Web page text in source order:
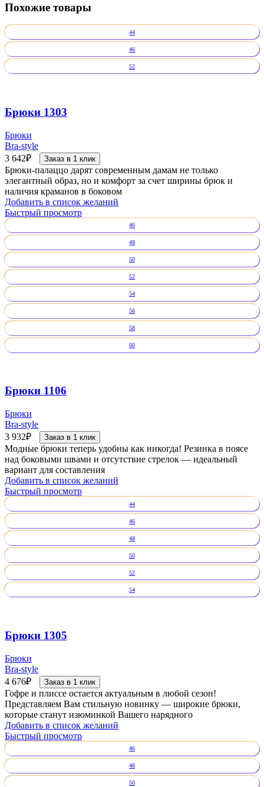
Похожие товары
44
46
52
Брюки 1303
Брюки
Bra-style
3 642₽ Заказ в 1 клик
Брюки-палаццо дарят современным дамам не только
элегантный образ, но и комфорт за счет ширины брюк и
наличия краманов в боковом
Добавить в список желаний
Быстрый просмотр
46
48
50
52
54
56
58
60
Брюки 1106
Брюки
Bra-style
3 932₽ Заказ в 1 клик
Модные брюки теперь удобны как никогда! Резинка в поясе
над боковыми швами и отсутствие стрелок — идеальный
вариант для составления
Добавить в список желаний
Быстрый просмотр
44
46
48
50
52
54
Брюки 1305
Брюки
Bra-style
4 676₽ Заказ в 1 клик
Гофре и плиссе остается актуальным в любой сезон!
Представляем Вам стильную новинку — широкие брюки,
которые станут изюминкой Вашего нарядного
Добавить в список желаний
Быстрый просмотр
46
48
50